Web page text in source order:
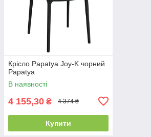
Крісло Papatya Joy-K чорний
Papatya
В наявності
4 155,30 ₴ 4 374 ₴
Купити